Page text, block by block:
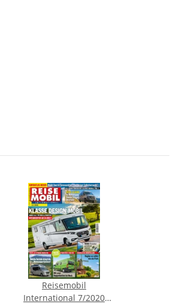
Reisemobil
International 7/2020